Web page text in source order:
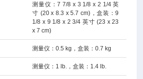
测量仪：7 7/8 x 3 1/8 x 2 1/4 英
寸 (20 x 8.3 x 5.7 cm)，盒装：9
1/8 x 9 1/8 x 2 3/4 英寸 (23 x 23
x 7 cm)
测量仪：0.5 kg，盒装：0.7 kg
测量仪：1 lb.，盒装：1.4 lb.